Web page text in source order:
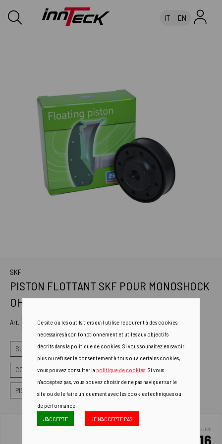
IT EN
SKF
PISTON FLOTTANT SKF POUR MONOSHOCK
OHLINS
Art. FP-OHL
SUSPENSIONS
COMPOSANTS SPÉCIAUX DE L'AMORTISSEUR ARR
PISTON D'AMORTISSEUR FLOTTANT
EURO
95.16
Ce site ou les outils tiers qu'il utilise recourent à des cookies
nécessaires à son fonctionnement et utiles aux objectifs
décrits dans la politique de cookies. Si vous souhaitez en savoir
plus ou refuser le consentement à tous ou à certains cookies,
vous pouvez consulter la politique de cookies . Si vous
n'acceptez pas, vous pouvez choisir de ne pas naviguer sur le
site ou de le faire uniquement avec les cookies techniques ou
de performance.
J'ACCEPTE
JE N'ACCEPTE PAS